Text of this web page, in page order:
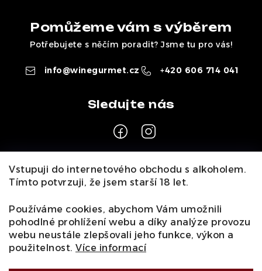
Vstupuji do internetového obchodu s alkoholem.
Tímto potvrzuji, že jsem starší 18 let.
Používáme cookies, abychom Vám umožnili
pohodlné prohlížení webu a díky analýze provozu
webu neustále zlepšovali jeho funkce, výkon a
použitelnost. Více informací
Pomůžeme vám s výběrem
Potřebujete s něčím poradit? Jsme tu pro vás!
info@winegurmet.cz +420 606 714 041
Z
á
a
Pro zákazníky
O násNaši vinařiKontaktyWineclubKariéraB2B
Vinné zážitky
Informace